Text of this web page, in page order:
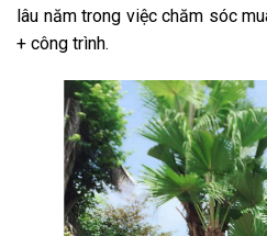
lâu năm trong việc chăm sóc
+ công trình.